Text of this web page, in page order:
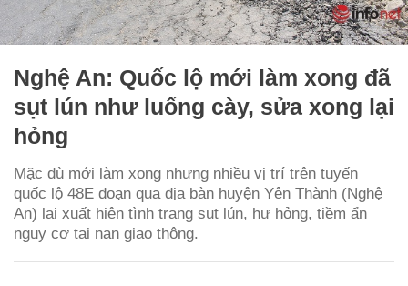
Nghệ An: Quốc lộ mới làm xong đã
sụt lún như luống cày, sửa xong lại
hỏng
Mặc dù mới làm xong nhưng nhiều vị trí trên tuyến
quốc lộ 48E đoạn qua địa bàn huyện Yên Thành (Nghệ
An) lại xuất hiện tình trạng sụt lún, hư hỏng, tiềm ẩn
nguy cơ tai nạn giao thông.